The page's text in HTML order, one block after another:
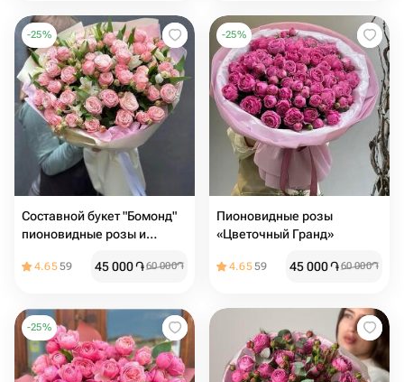
-25%
Составной букет "Бомонд"
пионовидные розы и
4.6559 45 000֏60 000֏
-25%
Пионовидные розы
«Цветочный Гранд»
4.6559 45 000֏60 000֏
-25%